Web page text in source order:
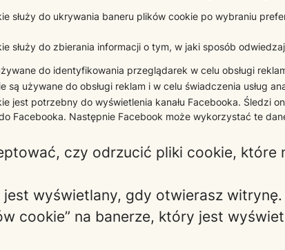
służy do ukrywania baneru plików cookie po wybraniu
służy do zbierania informacji o tym, w jaki sposób
do identyfikowania przeglądarek w celu obsługi
są używane do obsługi reklam i w celu świadczenia usług
jest potrzebny do wyświetlenia kanału Facebooka. Śledzi
Facebooka. Następnie Facebook może wykorzystać te
czy odrzucić pliki cookie, które
wyświetlany, gdy otwierasz witrynę.
cookie” na banerze, który jest